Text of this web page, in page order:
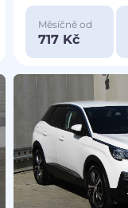
Měsíčně od
717 Kč